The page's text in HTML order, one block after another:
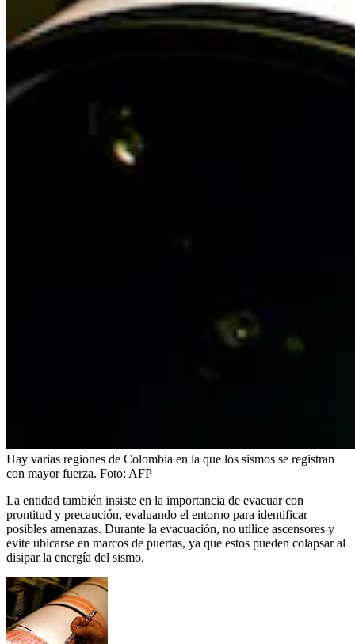
Hay varias regiones de Colombia en la que los sismos se registran
con mayor fuerza. Foto: AFP
La entidad también insiste en la importancia de evacuar con
prontitud y precaución, evaluando el entorno para identificar
posibles amenazas. Durante la evacuación, no utilice ascensores y
evite ubicarse en marcos de puertas, ya que estos pueden colapsar al
disipar la energía del sismo.